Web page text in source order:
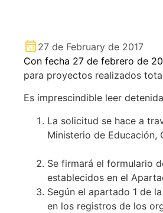
27 de February de 2017
Con fecha 27 de febrero de
para proyectos realizados
Es imprescindible leer
La solicitud se hace a
Ministerio de Educación,
Se firmará el formulario
establecidos en el
Según el apartado 1 de
en los registros de los